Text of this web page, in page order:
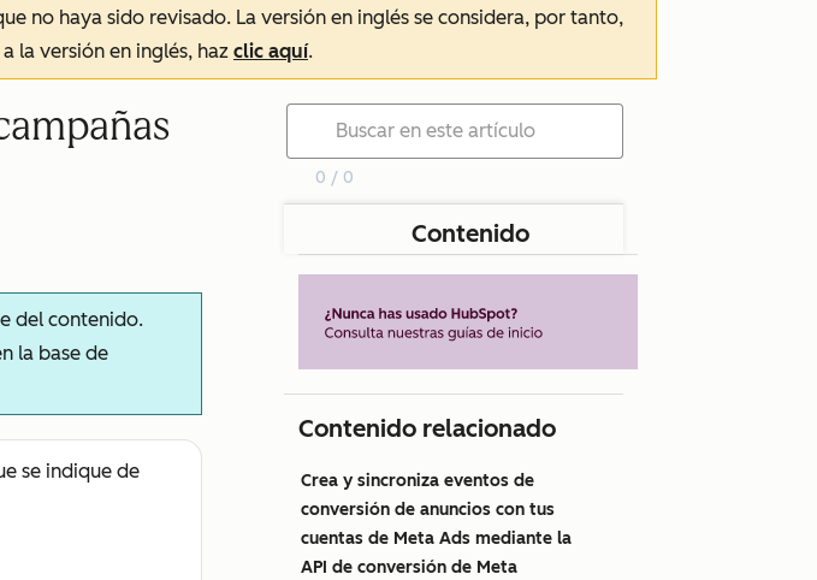
no haya sido revisado. La versión en inglés se considera, por tanto,
la versión en inglés, haz clic aquí.
del contenido.
la base de
se indique de
0 / 0
Contenido
Contenido relacionado
Crea y sincroniza eventos de
conversión de anuncios con tus
cuentas de Meta Ads mediante la
API de conversión de Meta